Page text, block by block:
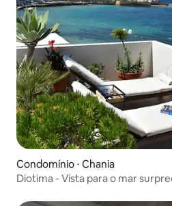
Condomínio ⋅ Chania
Diotima - Vista para o mar